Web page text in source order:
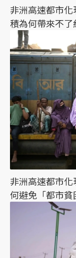
非洲高速都市
積為何帶來不了
非洲高速都市
何避免「都市貧